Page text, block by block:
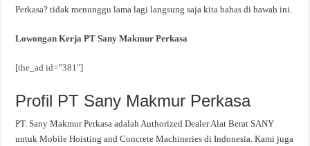
Perkasa? tidak menunggu lama lagi langsung saja kita bahas di bawah ini.
Lowongan Kerja PT Sany Makmur Perkasa
[the_ad id=”381″]
Profil PT Sany Makmur Perkasa
PT. Sany Makmur Perkasa adalah Authorized Dealer Alat Berat SANY
untuk Mobile Hoisting and Concrete Machineries di Indonesia. Kami juga